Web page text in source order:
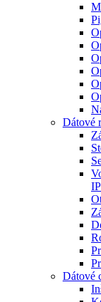
Dátové
Dátové